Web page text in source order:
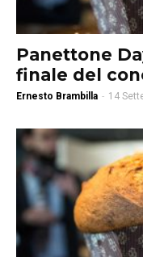
Panettone
finale del
Ernesto Brambilla - 14